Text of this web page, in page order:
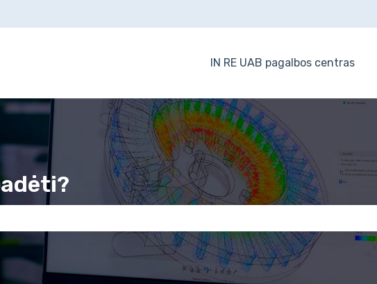
IN RE UAB pagalbos centras
the search field is empty.